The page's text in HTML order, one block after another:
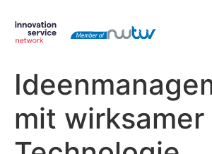
springen
mit wirksamer